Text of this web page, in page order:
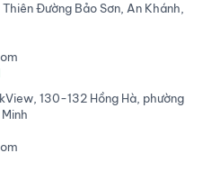
Đường Bảo Sơn, An Khánh,
130-132 Hồng Hà, phường